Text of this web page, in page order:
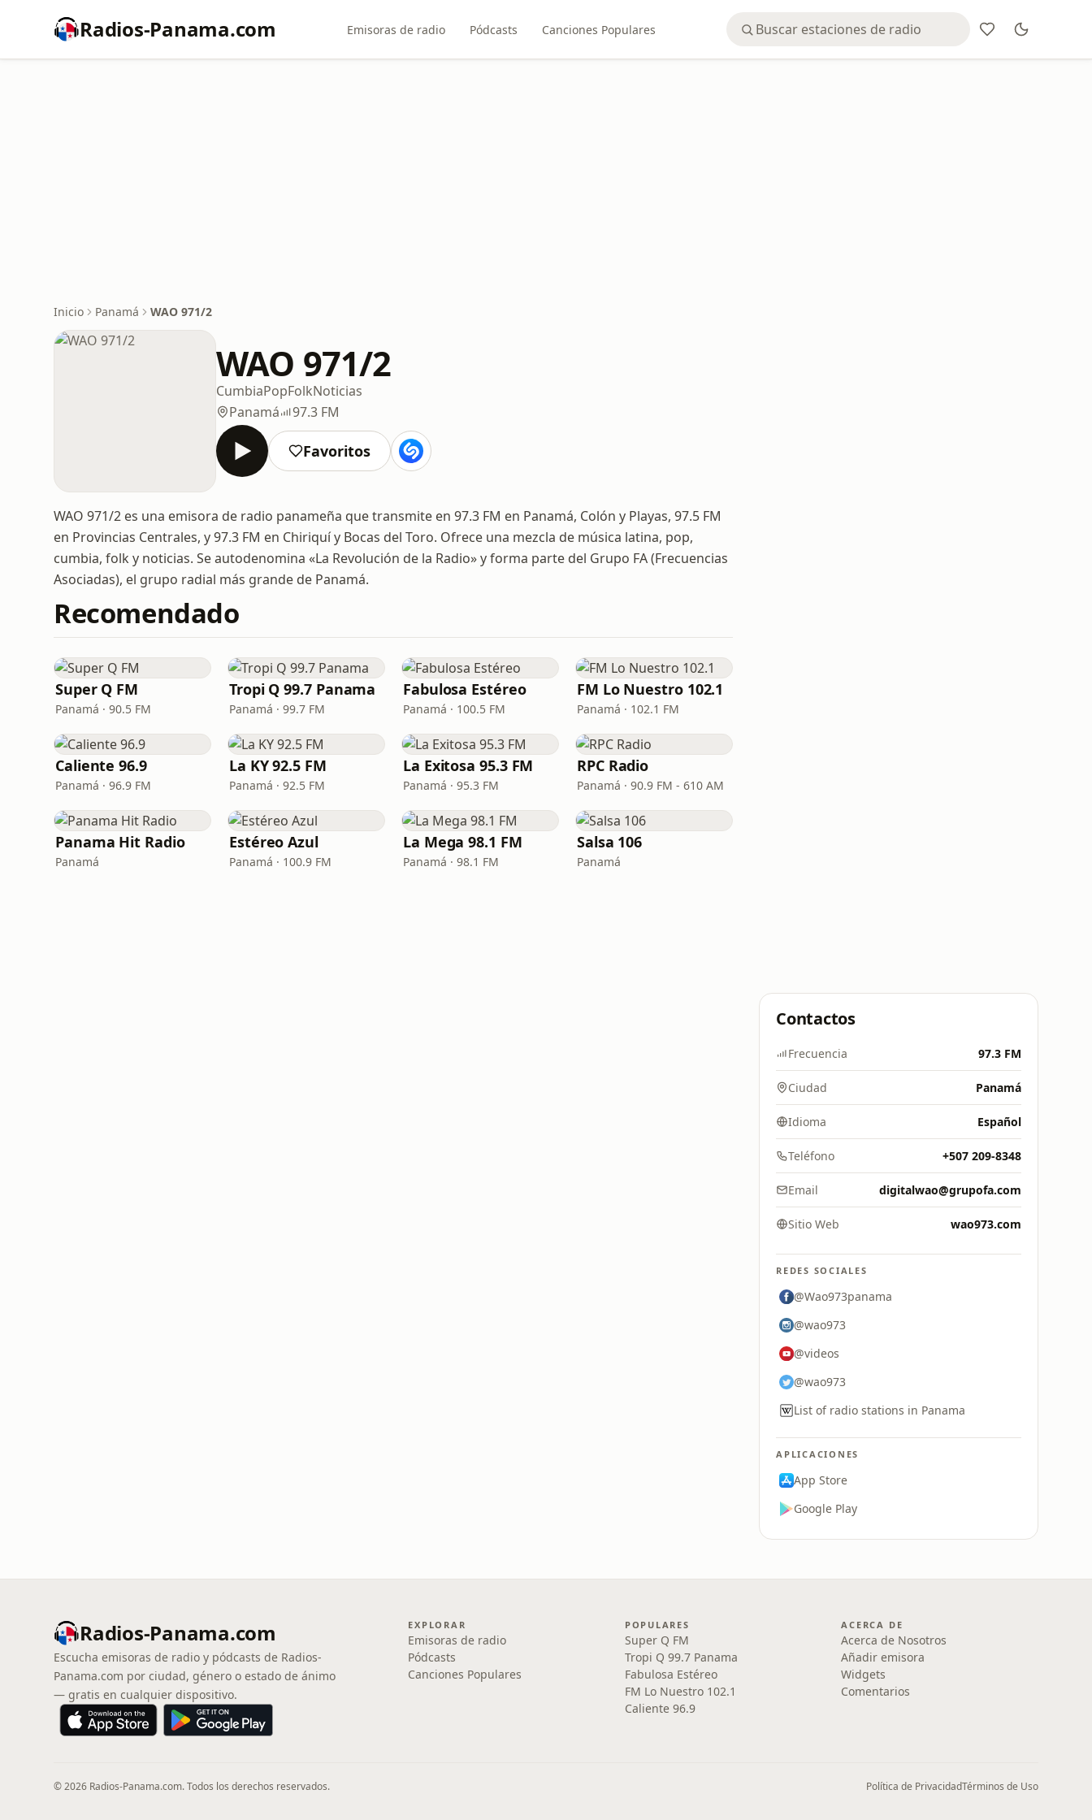
Radios-Panama.com Emisoras de radio Pódcasts Canciones Populares
Inicio Panamá WAO 971/2
WAO 971/2
CumbiaPopFolkNoticias
Panamá
97.3 FM
Favoritos
WAO 971/2 es una emisora de radio panameña que transmite en 97.3 FM en Panamá, Colón y Playas, 97.5 FM
en Provincias Centrales, y 97.3 FM en Chiriquí y Bocas del Toro. Ofrece una mezcla de música latina, pop,
cumbia, folk y noticias. Se autodenomina «La Revolución de la Radio» y forma parte del Grupo FA (Frecuencias
Asociadas), el grupo radial más grande de Panamá.
Recomendado
Super Q FM
Panamá · 90.5 FM
Tropi Q 99.7 Panama
Panamá · 99.7 FM
Fabulosa Estéreo
Panamá · 100.5 FM
FM Lo Nuestro 102.1
Panamá · 102.1 FM
Caliente 96.9
Panamá · 96.9 FM
La KY 92.5 FM
Panamá · 92.5 FM
La Exitosa 95.3 FM
Panamá · 95.3 FM
RPC Radio
Panamá · 90.9 FM - 610 AM
Panama Hit Radio
Panamá
Estéreo Azul
Panamá · 100.9 FM
La Mega 98.1 FM
Panamá · 98.1 FM
Salsa 106
Panamá
Contactos
Frecuencia 97.3 FM
Ciudad Panamá
Idioma Español
Teléfono +507 209-8348
Email digitalwao@grupofa.com
Sitio Web wao973.com
REDES SOCIALES
@Wao973panama
@wao973
@videos
@wao973
List of radio stations in Panama
APLICACIONES
App Store
Google Play
Radios-Panama.com
Escucha emisoras de radio y pódcasts de Radios-
Panama.com por ciudad, género o estado de ánimo
— gratis en cualquier dispositivo.
EXPLORAR
Emisoras de radio
Pódcasts
Canciones Populares
POPULARES
Super Q FM
Tropi Q 99.7 Panama
Fabulosa Estéreo
FM Lo Nuestro 102.1
Caliente 96.9
ACERCA DE
Acerca de Nosotros
Añadir emisora
Widgets
Comentarios
© 2026 Radios-Panama.com. Todos los derechos reservados. Política de PrivacidadTérminos de Uso